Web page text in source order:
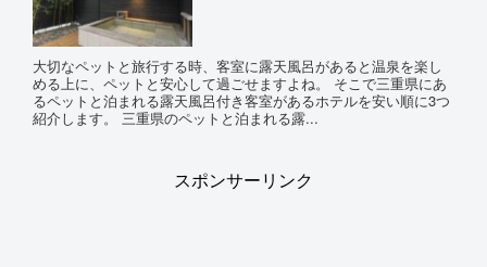
大切なペットと旅行する時、客室に露天風呂があると温泉を楽し
める上に、ペットと安心して過ごせますよね。 そこで三重県にあ
るペットと泊まれる露天風呂付き客室があるホテルを安い順に3つ
紹介します。 三重県のペットと泊まれる露...
スポンサーリンク